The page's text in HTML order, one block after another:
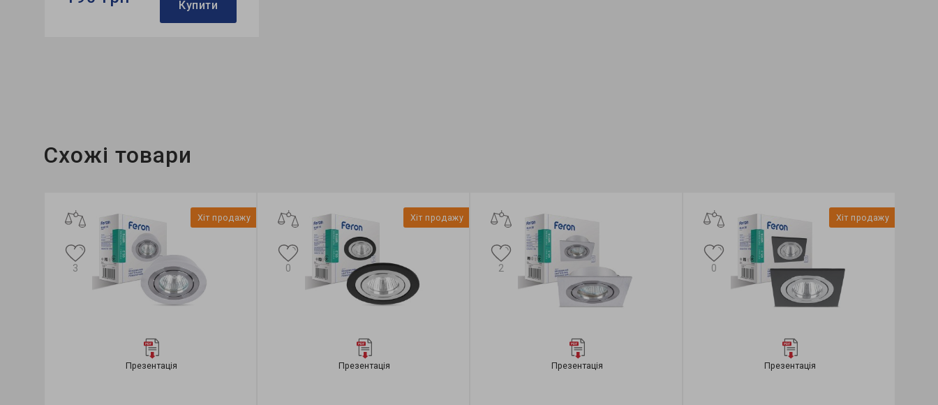
Купити
Схожі товари
Хіт продажу
Презентація
3
Хіт продажу
Презентація
0
Презентація
2
Хіт продажу
Презентація
0